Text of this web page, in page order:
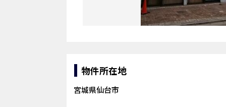
物件所在地
宮城県仙台市